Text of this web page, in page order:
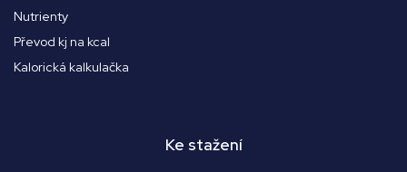
Nutrienty
Převod kj na kcal
Kalorická kalkulačka
Ke stažení